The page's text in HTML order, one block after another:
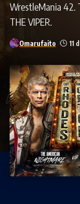
WrestleMania 42.
THE VIPER.
Omarufaito 11